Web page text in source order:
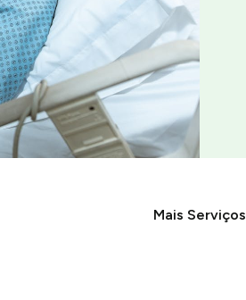
Mais Serviços